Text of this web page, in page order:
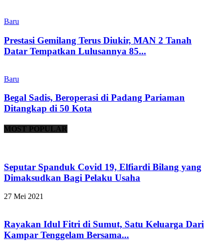
Baru
Prestasi Gemilang Terus Diukir, MAN 2 Tanah
Datar Tempatkan Lulusannya 85...
Baru
Begal Sadis, Beroperasi di Padang Pariaman
Ditangkap di 50 Kota
MOST POPULAR
Seputar Spanduk Covid 19, Elfiardi Bilang yang
Dimaksudkan Bagi Pelaku Usaha
27 Mei 2021
Rayakan Idul Fitri di Sumut, Satu Keluarga Dari
Kampar Tenggelam Bersama...